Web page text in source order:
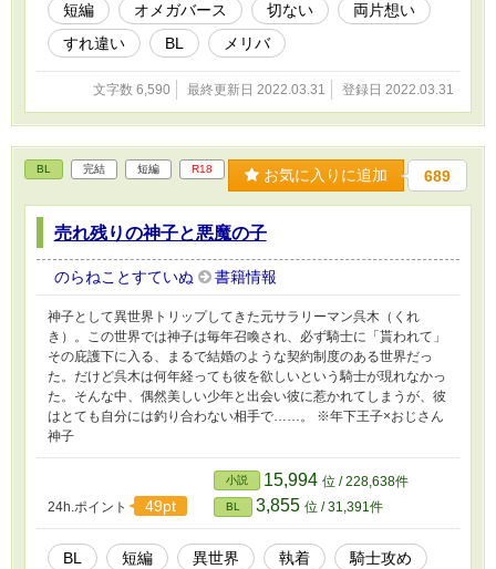
短編 オメガバース 切ない
両片想い
すれ違い
BL メリバ
文字数 6,590 最終更新日 2022.03.31 登録日 2022.03.31
BL 完結 短編 R18 お気に入りに追加 689
売れ残りの神子と悪魔の子
のらねことすていぬ 書籍情報
神子として異世界トリップしてきた元サラリーマン呉木（くれ
き）。この世界では神子は毎年召喚され、必ず騎士に「貰われて」
その庇護下に入る、まるで結婚のような契約制度のある世界だっ
た。だけど呉木は何年経っても彼を欲しいという騎士が現れなかっ
た。そんな中、偶然美しい少年と出会い彼に惹かれてしまうが、彼
はとても自分には釣り合わない相手で……。 ※年下王子×おじさん
神子
24h.ポイント 49pt
小説 15,994 位 / 228,638件
BL 3,855 位 / 31,391件
BL 短編 異世界 執着
騎士攻め